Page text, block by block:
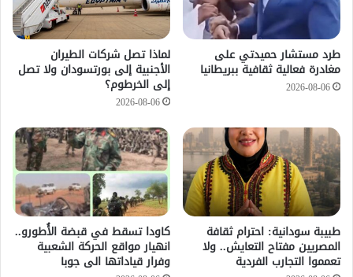
طرد مستشار حميدتي على
مغادرة فعالية ثقافية ببريطانيا
2026-08-06
لماذا تصل شركات الطيران
الأجنبية إلى بورتسودان ولا تصل
إلى الخرطوم؟
2026-08-06
طبيبة سودانية: احترام ثقافة
المصريين مفتاح التعايش.. ولا
تعمموا التجارب الفردية
كاودا تسقط في قبضة الأُطورو..
انهيار مواقع الحركة الشعبية
وفرار قياداتها الى جوبا